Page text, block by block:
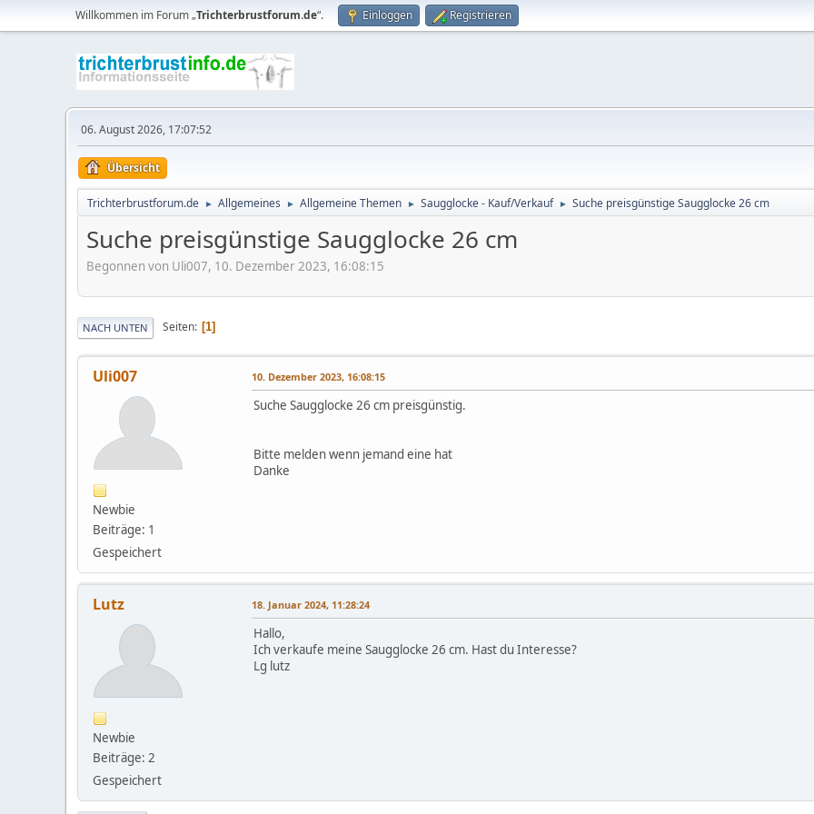
Willkommen im Forum „Trichterbrustforum.de“. Einloggen Registrieren
06. August 2026, 17:07:52
Übersicht
Trichterbrustforum.de ► Allgemeines ► Allgemeine Themen ► Saugglocke - Kauf/Verkauf ► Suche preisgünstige Saugglocke 26 cm
Suche preisgünstige Saugglocke 26 cm
Begonnen von Uli007, 10. Dezember 2023, 16:08:15
NACH UNTEN Seiten 1
Uli007
Newbie
Beiträge: 1
Gespeichert
10. Dezember 2023, 16:08:15
Suche Saugglocke 26 cm preisgünstig.
Bitte melden wenn jemand eine hat
Danke
Lutz
Newbie
Beiträge: 2
Gespeichert
18. Januar 2024, 11:28:24
Hallo,
Ich verkaufe meine Saugglocke 26 cm. Hast du Interesse?
Lg lutz